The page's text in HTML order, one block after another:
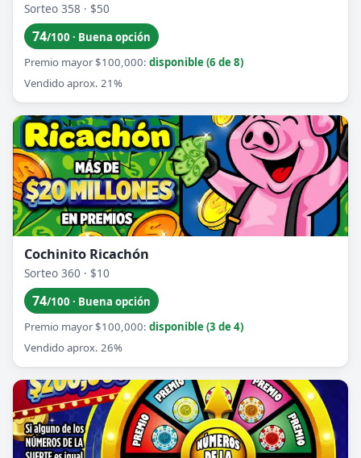
Sorteo 358 · $50
74/100 · Buena opción
Premio mayor $100,000: disponible (6 de 8)
Vendido aprox. 21%
Cochinito Ricachón
Sorteo 360 · $10
74/100 · Buena opción
Premio mayor $100,000: disponible (3 de 4)
Vendido aprox. 26%